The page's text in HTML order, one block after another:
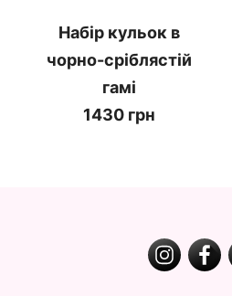
Набір кульок в
чорно-сріблястій
гамі
1430 грн